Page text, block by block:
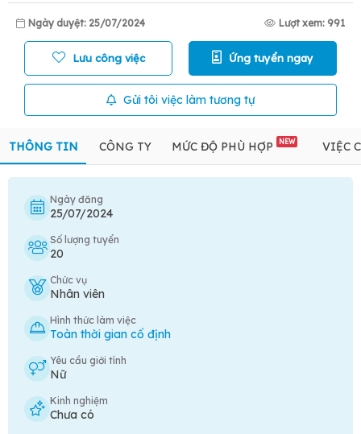
Ngày duyệt: 25/07/2024 Lượt xem: 991
Lưu công việc Ứng tuyển ngay
Gửi tôi việc làm tương tự
THÔNG TIN CÔNG TY MỨC ĐỘ PHÙ HỢP NEW VIỆC
Ngày đăng
25/07/2024
Số lượng tuyển
20
Chức vụ
Nhân viên
Hình thức làm việc
Toàn thời gian cố định
Yêu cầu giới tính
Nữ
Kinh nghiệm
Chưa có